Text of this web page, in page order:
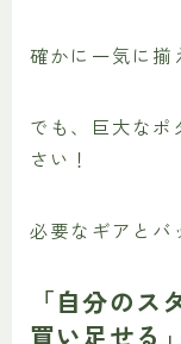
確かに一気に揃
でも、巨大なポ
さい！
必要なギアとバ
「自分のス
買い足せる」